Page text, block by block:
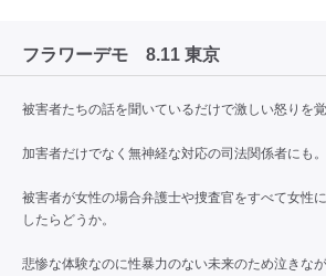
フラワーデモ 8.11 東京
被害者たちの話を聞いているだけで激しい怒りを覚
加害者だけでなく無神経な対応の司法関係者にも。
被害者が女性の場合弁護士や捜査官をすべて女性に
したらどうか。
悲惨な体験なのに性暴力のない未来のため泣きな